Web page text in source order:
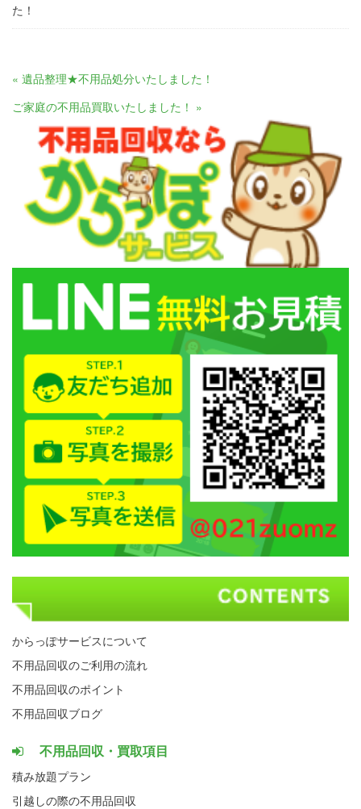
た！
« 遺品整理★不用品処分いたしました！
ご家庭の不用品買取いたしました！ »
からっぽサービスについて
不用品回収のご利用の流れ
不用品回収のポイント
不用品回収ブログ
不用品回収・買取項目
積み放題プラン
引越しの際の不用品回収